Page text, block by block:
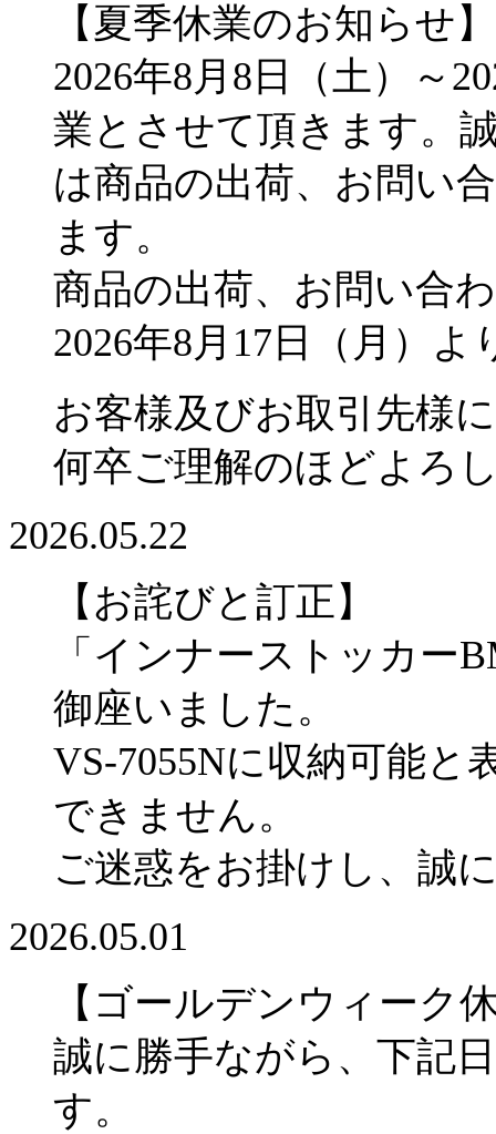
【夏季休業のお知らせ】
2026年8月8日（土）～
業とさせて頂きます。
は商品の出荷、お問い
ます。
商品の出荷、お問い合
2026年8月17日（月）
お客様及びお取引先様
何卒ご理解のほどよろ
2026.05.22
【お詫びと訂正】
「インナーストッカー
御座いました。
VS-7055Nに収納可能と
できません。
ご迷惑をお掛けし、誠
2026.05.01
【ゴールデンウィーク
誠に勝手ながら、下記
す。